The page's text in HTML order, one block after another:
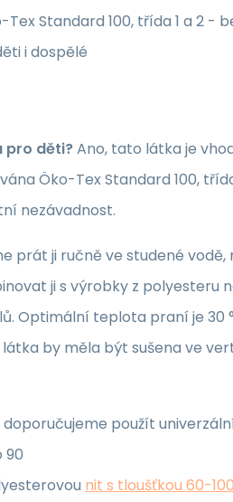
Tex Standard 100, třída 1 a 2 -
i dospělé
pro děti?Ano, tato látka je
Öko-Tex Standard 100,
nezávadnost.
prát ji ručně ve studené
ji s výrobky z polyesteru
Optimální teplota praní je 30
látka by měla být sušena ve
použít
90
nit s tloušťkou 60-